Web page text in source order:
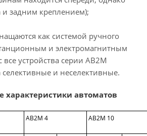
и задним креплением);
как системой ручного
и электромагнитным
устройства серии АВ2М
селективные и неселективные.
характеристики автоматов
АВ2М 4 АВ2М 10